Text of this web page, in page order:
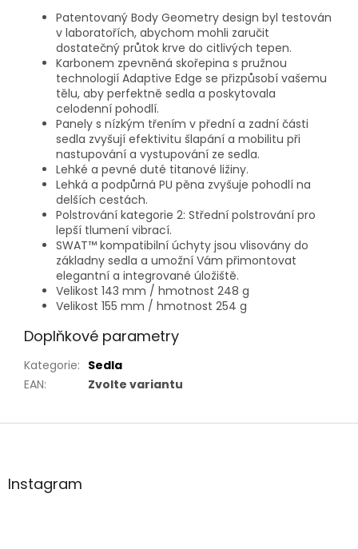
Patentovaný Body Geometry design byl testován
v laboratořích, abychom mohli zaručit
dostatečný průtok krve do citlivých tepen.
Karbonem zpevněná skořepina s pružnou
technologií Adaptive Edge se přizpůsobí vašemu
tělu, aby perfektně sedla a poskytovala
celodenní pohodlí.
Panely s nízkým třením v přední a zadní části
sedla zvyšují efektivitu šlapání a mobilitu při
nastupování a vystupování ze sedla.
Lehké a pevné duté titanové ližiny.
Lehká a podpůrná PU pěna zvyšuje pohodlí na
delších cestách.
Polstrování kategorie 2: Střední polstrování pro
lepší tlumení vibrací.
SWAT™ kompatibilní úchyty jsou vlisovány do
základny sedla a umožní Vám přimontovat
elegantní a integrované úložiště.
Velikost 143 mm / hmotnost 248 g
Velikost 155 mm / hmotnost 254 g
Doplňkové parametry
Kategorie: Sedla
EAN: Zvolte variantu
Z
aInstagram